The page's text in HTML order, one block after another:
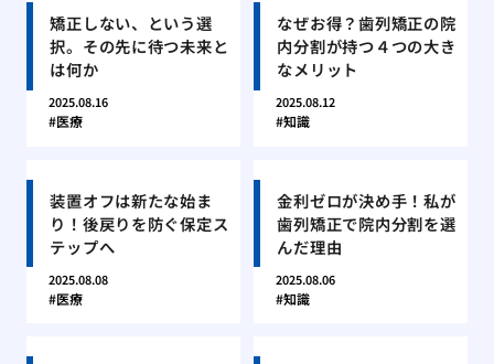
矯正しない、という選
択。その先に待つ未来と
は何か
2025.08.16
医療
なぜお得？歯列矯正の院
内分割が持つ４つの大き
なメリット
2025.08.12
知識
装置オフは新たな始ま
り！後戻りを防ぐ保定ス
テップへ
2025.08.08
医療
金利ゼロが決め手！私が
歯列矯正で院内分割を選
んだ理由
2025.08.06
知識